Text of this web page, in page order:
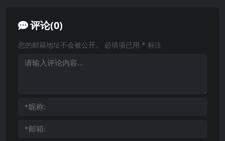
评论(0)
您的邮箱地址不会被公开。 必填项已用 * 标注